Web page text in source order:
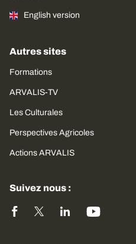
English version
Autres sites
Formations
ARVALIS-TV
Les Culturales
Perspectives Agricoles
Actions ARVALIS
Suivez nous :